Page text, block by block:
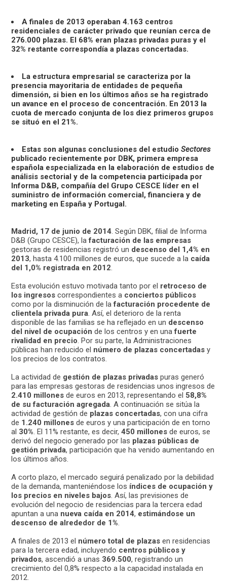
A finales de 2013 operaban 4.163 centros
residenciales de carácter privado que reunían cerca de
276.000 plazas. El 68% eran plazas privadas puras y el
32% restante correspondía a plazas concertadas.
La estructura empresarial se caracteriza por la
presencia mayoritaria de entidades de pequeña
dimensión, si bien en los últimos años se ha registrado
un avance en el proceso de concentración. En 2013 la
cuota de mercado conjunta de los diez primeros grupos
se situó en el 21%.
Estas son algunas conclusiones del estudioSectores
publicado recientemente por DBK, primera empresa
española especializada en la elaboración de estudios de
análisis sectorial y de la competencia participada por
Informa D&B, compañía del Grupo CESCE líder en el
suministro de información comercial, financiera y de
marketing en España y Portugal.
Madrid, 17 de junio de 2014. Según DBK, filial de Informa
D&B (Grupo CESCE), lafacturación de las empresas
gestoras de residencias registró un descenso del 1,4% en
2013, hasta 4.100 millones de euros, que sucede a la caída
del 1,0% registrada en 2012.
Esta evolución estuvo motivada tanto por el retroceso de
los ingresos correspondientes a conciertos públicos
como por la disminución de lafacturación procedente de
clientela privada pura. Así, el deterioro de la renta
disponible de las familias se ha reflejado en un descenso
del nivel de ocupación de los centros y en unafuerte
rivalidad en precio. Por su parte, la Administraciones
públicas han reducido el número de plazas concertadas y
los precios de los contratos.
La actividad de gestión de plazas privadas puras generó
para las empresas gestoras de residencias unos ingresos de
2.410 millones de euros en 2013, representando el 58,8%
de su facturación agregada. A continuación se sitúa la
actividad de gestión de plazas concertadas, con una cifra
de 1.240 millones de euros y una participación de en torno
al 30%. El 11% restante, es decir,450 millones de euros, se
derivó del negocio generado por las plazas públicas de
gestión privada, participación que ha venido aumentando en
los últimos años.
A corto plazo, el mercado seguirá penalizado por la debilidad
de la demanda, manteniéndose los índices de ocupación y
los precios en niveles bajos. Así, las previsiones de
evolución del negocio de residencias para la tercera edad
apuntan a una nueva caída en 2014, estimándose un
descenso de alrededor de 1%.
A finales de 2013 el número total de plazas en residencias
para la tercera edad, incluyendo centros públicos y
privados, ascendió a unas 369.500, registrando un
crecimiento del 0,8% respecto a la capacidad instalada en
2012.